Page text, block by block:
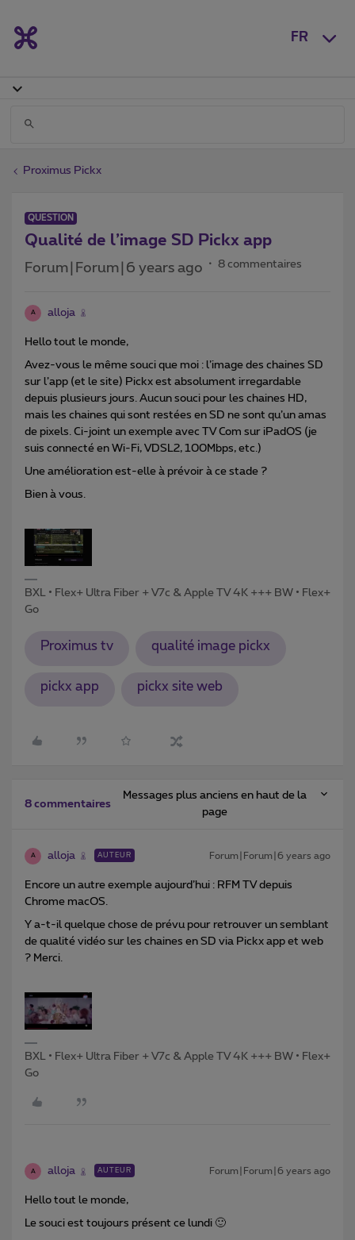
FR
Proximus Pickx
QUESTION
Qualité de l’image SD Pickx app
Forum|Forum|6 years ago 8 commentaires
A alloja
Hello tout le monde,
Avez-vous le même souci que moi : l’image des chaines SD
sur l’app (et le site) Pickx est absolument irregardable
depuis plusieurs jours. Aucun souci pour les chaines HD,
mais les chaines qui sont restées en SD ne sont qu’un amas
de pixels. Ci-joint un exemple avec TV Com sur iPadOS (je
suis connecté en Wi-Fi, VDSL2, 100Mbps, etc.)
Une amélioration est-elle à prévoir à ce stade ?
Bien à vous.
BXL • Flex+ Ultra Fiber + V7c & Apple TV 4K +++ BW • Flex+
Go
Proximus tv qualité image pickx
pickx app pickx site web
8 commentaires
Messages plus anciens en haut de la
page
A alloja AUTEUR Forum|Forum|6 years ago
Encore un autre exemple aujourd’hui : RFM TV depuis
Chrome macOS.
Y a-t-il quelque chose de prévu pour retrouver un semblant
de qualité vidéo sur les chaines en SD via Pickx app et web
? Merci.
BXL • Flex+ Ultra Fiber + V7c & Apple TV 4K +++ BW • Flex+
Go
A alloja AUTEUR Forum|Forum|6 years ago
Hello tout le monde,
Le souci est toujours présent ce lundi 🙂